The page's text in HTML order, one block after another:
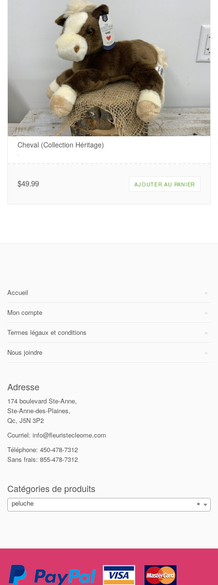
Cheval (Collection Héritage)
$49.99 AJOUTER AU PANIER
Accueil
Mon compte
Termes légaux et conditions
Nous joindre
Adresse
174 boulevard Ste-Anne,
Ste-Anne-des-Plaines,
Qc, J5N 3P2
Courriel: info@fleuristecleome.com
Téléphone: 450-478-7312
Sans frais: 855-478-7312
Catégories de produits
×
peluche